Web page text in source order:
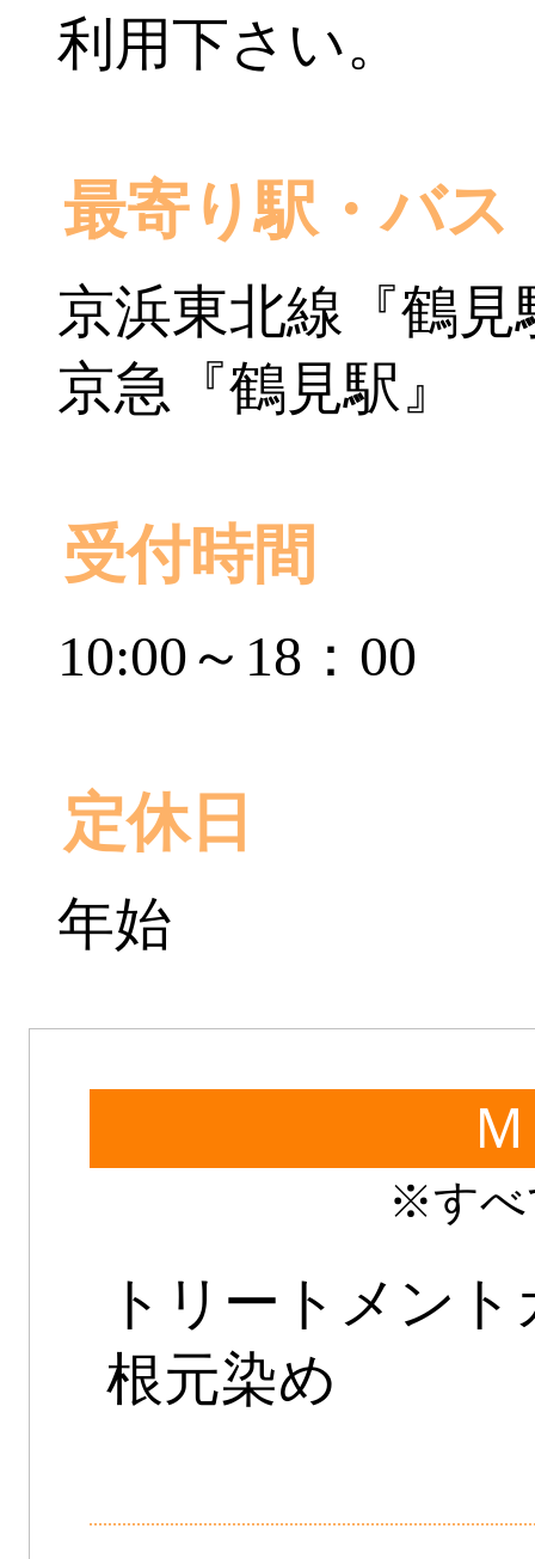
利用下さい。
最寄り駅・バス
京浜東北線『鶴見
京急『鶴見駅』
受付時間
10:00～18：00
定休日
年始
※すべ
トリートメン
根元染め